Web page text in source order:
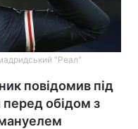
"Реал"
повідомив під
перед обідом з